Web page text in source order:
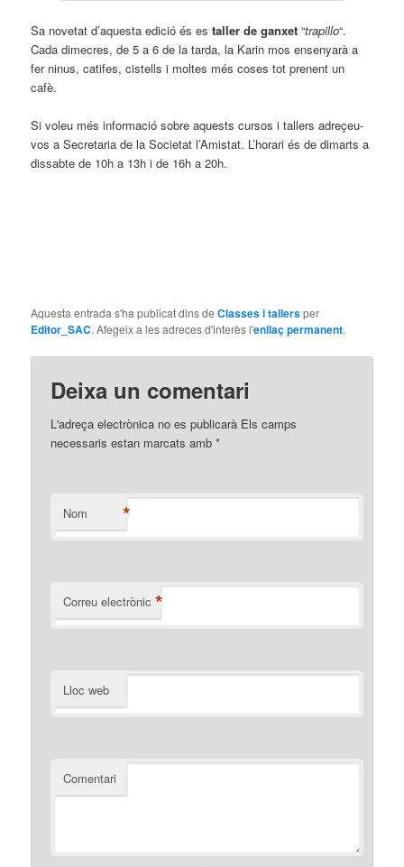
Sa novetat d’aquesta edició és estaller de ganxet “trapillo“.
Cada dimecres, de 5 a 6 de la tarda, la Karin mos ensenyarà a
fer ninus, catifes, cistells i moltes més coses tot prenent un
cafè.
Si voleu més informació sobre aquests cursos i tallers adreçeu-
vos a Secretaria de la Societat l’Amistat. L’horari és de dimarts a
dissabte de 10h a 13h i de 16h a 20h.
Aquesta entrada s'ha publicat dins deClasses i tallersper
Editor_SAC. Afegeix a les adreces d'interès l'enllaç permanent.
Deixa un comentari
L'adreça electrònica no es publicarà Els camps
necessaris estan marcats amb*
Nom *
Correu electrònic *
Lloc web
Comentari